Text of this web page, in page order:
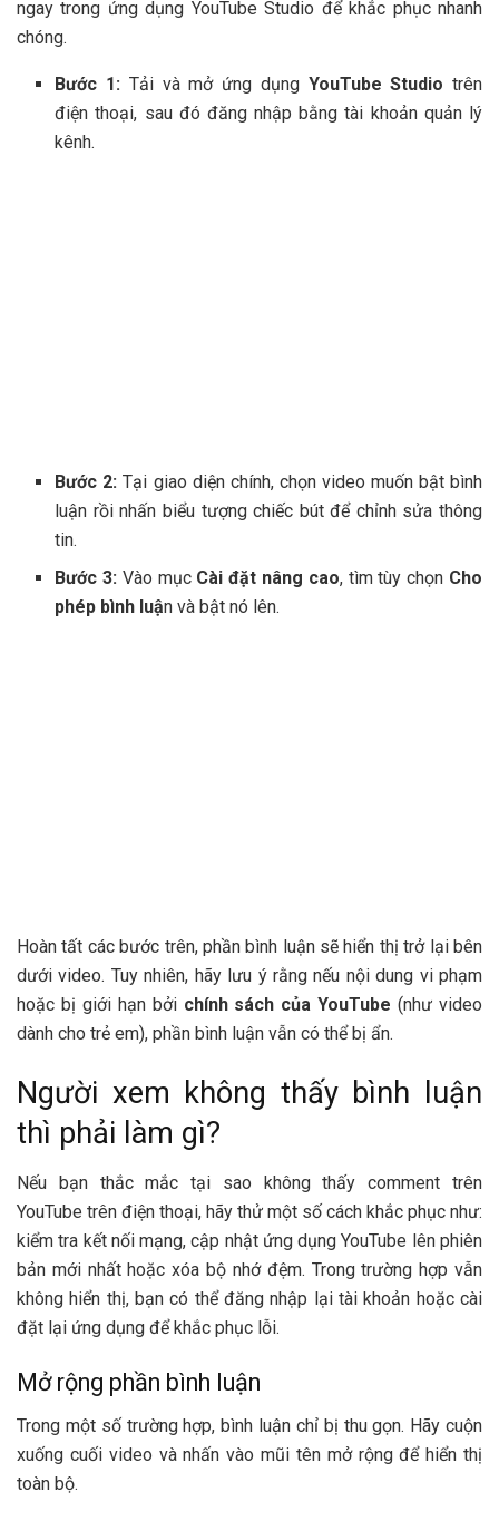
ngay trong ứng dụng YouTube Studio để khắc phục nhanh
chóng.
Bước 1: Tải và mở ứng dụng YouTube Studio trên
điện thoại, sau đó đăng nhập bằng tài khoản quản lý
kênh.
Bước 2: Tại giao diện chính, chọn video muốn bật bình
luận rồi nhấn biểu tượng chiếc bút để chỉnh sửa thông
tin.
Bước 3: Vào mục Cài đặt nâng cao, tìm tùy chọn Cho
phép bình luận và bật nó lên.
Hoàn tất các bước trên, phần bình luận sẽ hiển thị trở lại bên
dưới video. Tuy nhiên, hãy lưu ý rằng nếu nội dung vi phạm
hoặc bị giới hạn bởi chính sách của YouTube (như video
dành cho trẻ em), phần bình luận vẫn có thể bị ẩn.
Người xem không thấy bình luận
thì phải làm gì?
Nếu bạn thắc mắc tại sao không thấy comment trên
YouTube trên điện thoại, hãy thử một số cách khắc phục như:
kiểm tra kết nối mạng, cập nhật ứng dụng YouTube lên phiên
bản mới nhất hoặc xóa bộ nhớ đệm. Trong trường hợp vẫn
không hiển thị, bạn có thể đăng nhập lại tài khoản hoặc cài
đặt lại ứng dụng để khắc phục lỗi.
Mở rộng phần bình luận
Trong một số trường hợp, bình luận chỉ bị thu gọn. Hãy cuộn
xuống cuối video và nhấn vào mũi tên mở rộng để hiển thị
toàn bộ.